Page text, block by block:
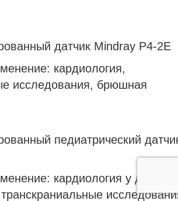
датчик Mindray P4-2E
кардиология,
исследования, брюшная
педиатрический
кардиология у детей и